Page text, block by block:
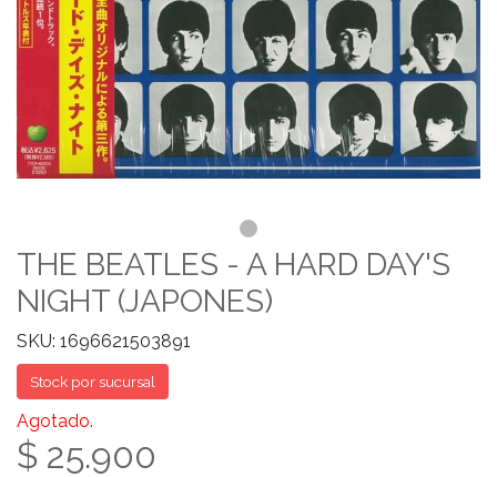
THE BEATLES - A HARD DAY'S
NIGHT (JAPONES)
SKU: 1696621503891
Stock por sucursal
Agotado.
$ 25.900